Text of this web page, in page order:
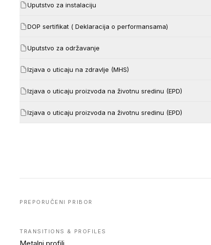
Uputstvo za instalaciju
DOP sertifikat ( Deklaracija o performansama)
Uputstvo za održavanje
Izjava o uticaju na zdravlje (MHS)
Izjava o uticaju proizvoda na životnu sredinu (EPD)
Izjava o uticaju proizvoda na životnu sredinu (EPD)
PREPORUČENI PRIBOR
TRANSITIONS & PROFILES